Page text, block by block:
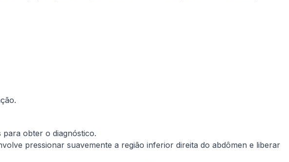
para obter o diagnóstico.
pressionar suavemente a região inferior direita do abdômen e liberar